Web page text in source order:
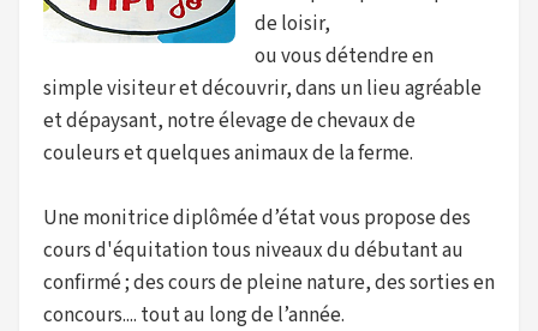
de loisir,
ou vous détendre en
simple visiteur et découvrir, dans un lieu agréable
et dépaysant, notre élevage de chevaux de
couleurs et quelques animaux de la ferme.
Une monitrice diplômée d’état vous propose des
cours d'équitation tous niveaux du débutant au
confirmé ; des cours de pleine nature, des sorties en
concours.... tout au long de l’année.